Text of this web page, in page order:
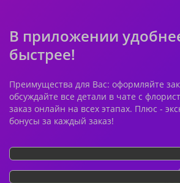
В приложении
быстрее!
Преимущества для Вас: оформляйте
обсуждайте все детали в чате с
заказ онлайн на всех этапах. Плюс -
бонусы за каждый заказ!